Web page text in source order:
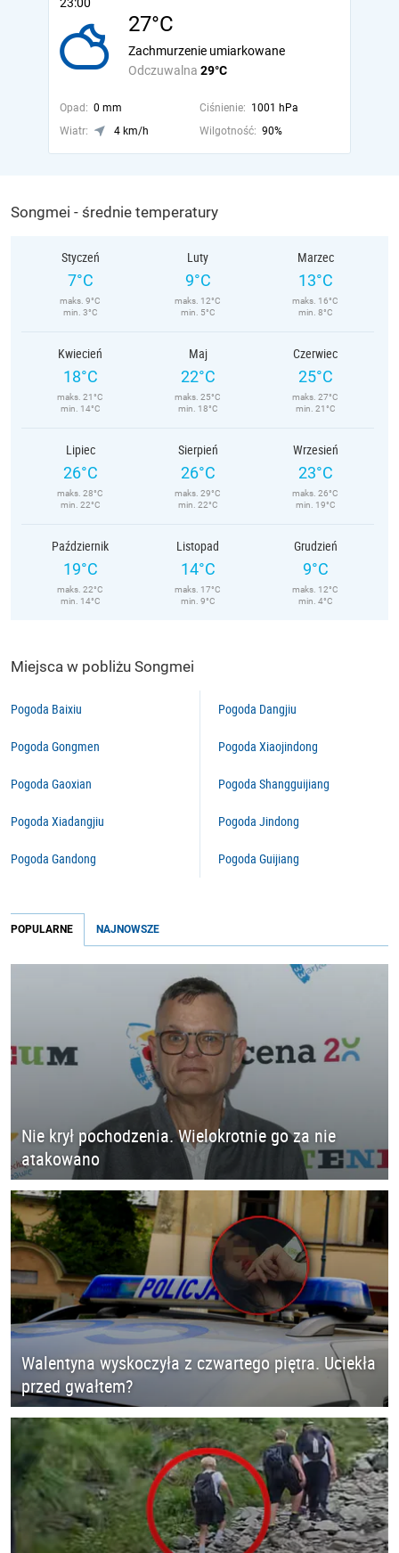
27°C
Odczuwalna 29°C
Zachmurzenie umiarkowane
Opad: 0 mm Ciśnienie: 1001 hPa
Wiatr:
4 km/h Wilgotność: 90%
Songmei - średnie temperatury
Styczeń
7°C
maks. 9°C
min. 3°C
Luty
9°C
maks. 12°C
min. 5°C
Marzec
13°C
maks. 16°C
min. 8°C
Kwiecień
18°C
maks. 21°C
min. 14°C
Maj
22°C
maks. 25°C
min. 18°C
Czerwiec
25°C
maks. 27°C
min. 21°C
Lipiec
26°C
maks. 28°C
min. 22°C
Sierpień
26°C
maks. 29°C
min. 22°C
Wrzesień
23°C
maks. 26°C
min. 19°C
Październik
19°C
maks. 22°C
min. 14°C
Listopad
14°C
maks. 17°C
min. 9°C
Grudzień
9°C
maks. 12°C
min. 4°C
Miejsca w pobliżu Songmei
Pogoda Baixiu
Pogoda Gongmen
Pogoda Gaoxian
Pogoda Xiadangjiu
Pogoda Gandong
Pogoda Dangjiu
Pogoda Xiaojindong
Pogoda Shangguijiang
Pogoda Jindong
Pogoda Guijiang
POPULARNE NAJNOWSZE
Nie krył pochodzenia. Wielokrotnie go za nie
atakowano
Walentyna wyskoczyła z czwartego piętra. Uciekła
przed gwałtem?